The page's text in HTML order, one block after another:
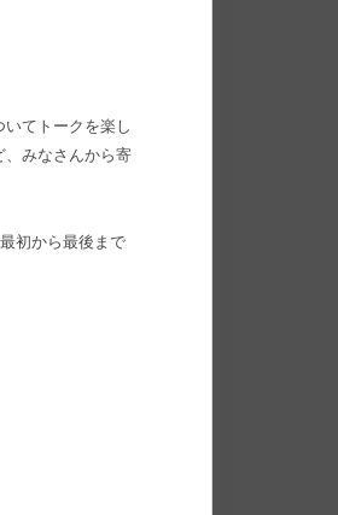
てトークを楽し
、みなさんから寄
初から最後まで